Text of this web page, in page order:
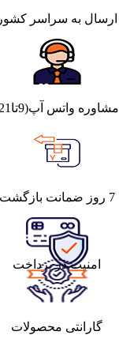
ارسال به سراسر کشور
مشاوره واتس آپ(9تا21)
7 روز ضمانت بازگشت
امنیت در پرداخت
گارانتی محصولات